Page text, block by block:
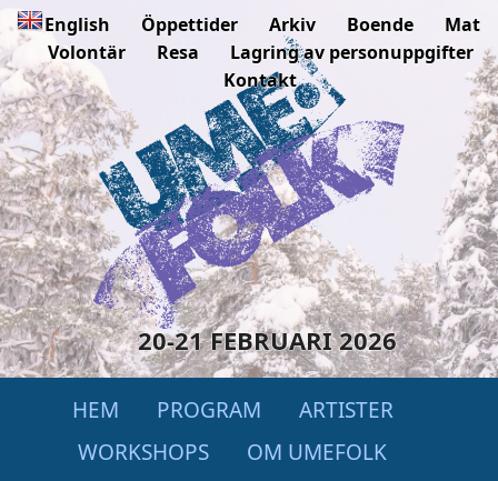
20-21 FEBRUARI 2026
English Öppettider Arkiv Boende
Mat
Volontär
Resa
Lagring av personuppgifter
Kontakt
HEM PROGRAM
ARTISTER
WORKSHOPS
OM UMEFOLK